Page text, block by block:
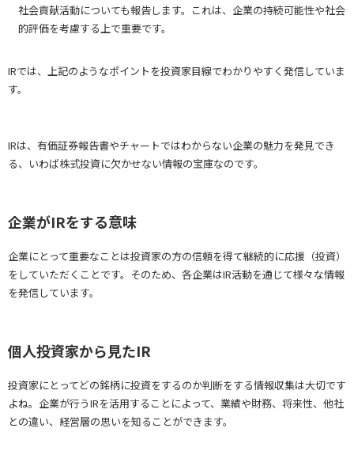
社会貢献活動についても報告します。これは、企業の持続可能性や社会
的評価を考慮する上で重要です。
IRでは、上記のようなポイントを投資家目線でわかりやすく発信していま
す。
IRは、有価証券報告書やチャートではわからない企業の魅力を発見でき
る、いわば株式投資に欠かせない情報の宝庫なのです。
企業がIRをする意味
企業にとって重要なことは投資家の方の信頼を得て継続的に応援（投資）
をしていただくことです。そのため、各企業はIR活動を通じて様々な情報
を発信しています。
個人投資家から見たIR
投資家にとってどの銘柄に投資をするのか判断をする情報収集は大切です
よね。企業が行うIRを活用することによって、業績や財務、将来性、他社
との違い、経営層の思いを知ることができます。